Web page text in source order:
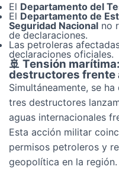
El Departamento del
El Departamento de
Seguridad Nacional no
de declaraciones.
Las petroleras
declaraciones oficiales.
🚢 Tensión
destructores frente
Simultáneamente, se
tres destructores
aguas internacionales
Esta acción militar
permisos petroleros y
geopolítica en la región.